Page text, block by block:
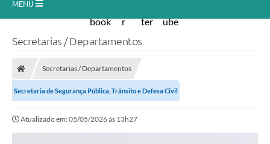
MENU
Publicações / Transparência
Secretarias / Departamentos
Secretarias / Departamentos
Secretaria de Segurança Pública, Trânsito e Defesa Civil
Atualizado em: 05/05/2026 às 13h27